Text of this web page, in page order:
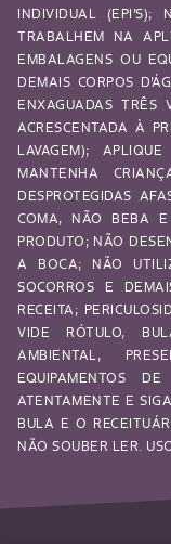
INDIVIDUAL (EPI’S);
TRABALHEM NA
EMBALAGENS OU
DEMAIS CORPOS
ENXAGUADAS
ACRESCENTADA À
LAVAGEM);
MANTENHA
DESPROTEGIDAS
COMA, NÃO BEBA
PRODUTO; NÃO
A BOCA; NÃO
SOCORROS E
RECEITA;
VIDE RÓTULO,
AMBIENTAL,
EQUIPAMENTOS
ATENTAMENTE E
BULA E O
NÃO SOUBER LER.